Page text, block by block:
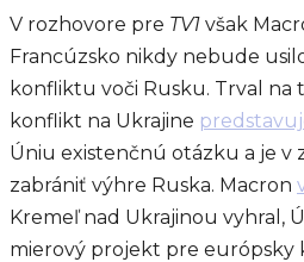
V rozhovore pre TV1 však
Francúzsko nikdy nebude
konfliktu voči Rusku. Trval na
konflikt na Ukrajine
Úniu existenčnú otázku a je v
zabrániť výhre Ruska. Macron
Kremeľ nad Ukrajinou vyhral,
mierový projekt pre